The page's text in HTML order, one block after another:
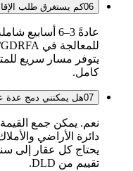
06كم يستغرق طلب
يتوفر مسار سريع
كامل.
07هل يمكنني دمج عدة عقارات
نعم. يمكن جمع
تقييم من DLD.